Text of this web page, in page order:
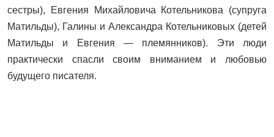
сестры), Евгения Михайловича Котельникова (супруга
Матильды), Галины и Александра Котельниковых (детей
Матильды и Евгения — племянников). Эти люди
практически спасли своим вниманием и любовью
будущего писателя.